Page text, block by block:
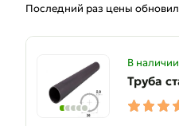
Последний раз цены
В наличии
Труба